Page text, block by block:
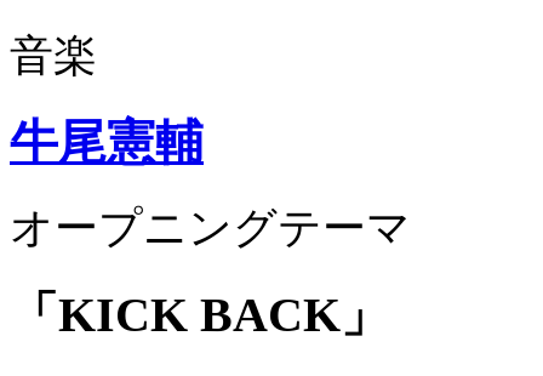
音楽
牛尾憲輔
オープニングテーマ
「KICK BACK」